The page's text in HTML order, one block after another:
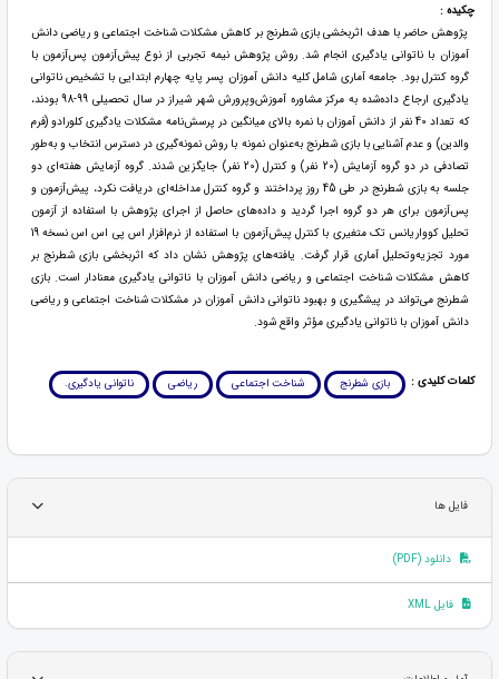
چکیده :
پژوهش حاضر با هدف اثربخشی بازی شطرنج بر کاهش مشکلات شناخت اجتماعی و ریاضی دانش
آموزان با ناتوانی یادگیری انجام شد. روش پژوهش نیمه تجربی از نوع پیش‌آزمون پس‌آزمون با
گروه کنترل بود. جامعه آماری شامل کلیه دانش آموزان پسر پایه چهارم ابتدایی با تشخیص ناتوانی
یادگیری ارجاع داده‌شده به مرکز مشاوره آموزش‌وپرورش شهر شیراز در سال تحصیلی 99-98 بودند،
که تعداد 40 نفر از دانش آموزان با نمره بالای میانگین در پرسش‌نامه مشکلات یادگیری کلورادو (فرم
والدین) و عدم آشنایی با بازی شطرنج به‌عنوان نمونه با روش نمونه‌گیری در دسترس انتخاب و به‌طور
تصادفی در دو گروه آزمایش (20 نفر) و کنترل (20 نفر) جایگزین شدند. گروه آزمایش هفته‌ای دو
جلسه به بازی شطرنج در طی 45 روز پرداختند و گروه کنترل مداخله‌ای دریافت نکرد، پیش‌آزمون و
پس‌آزمون برای هر دو گروه اجرا گردید و داده‌های حاصل از اجرای پژوهش با استفاده از آزمون
تحلیل کوواریانس تک متغیری با کنترل پیش‌آزمون با استفاده از نرم‌افزار اس پی اس اس نسخه 19
مورد تجزیه‌وتحلیل آماری قرار گرفت. یافته‌های پژوهش نشان داد که اثربخشی بازی شطرنج بر
کاهش مشکلات شناخت اجتماعی و ریاضی دانش آموزان با ناتوانی یادگیری معنادار است. بازی
شطرنج می‌تواند در پیشگیری و بهبود ناتوانی دانش آموزان در مشکلات شناخت اجتماعی و ریاضی
دانش آموزان با ناتوانی یادگیری مؤثر واقع شود.
کلمات کلیدی : بازی شطرنج شناخت اجتماعی ریاضی ناتوانی یادگیری.
فایل ها
دانلود (PDF)
فایل XML